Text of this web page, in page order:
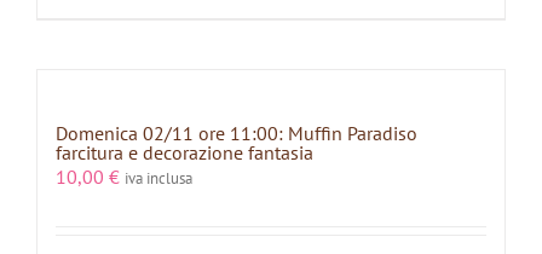
Domenica 02/11 ore 11:00: Muffin Paradiso
farcitura e decorazione fantasia
10,00 € iva inclusa